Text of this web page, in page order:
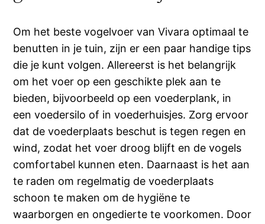
Om het beste vogelvoer van Vivara optimaal te
benutten in je tuin, zijn er een paar handige tips
die je kunt volgen. Allereerst is het belangrijk
om het voer op een geschikte plek aan te
bieden, bijvoorbeeld op een voederplank, in
een voedersilo of in voederhuisjes. Zorg ervoor
dat de voederplaats beschut is tegen regen en
wind, zodat het voer droog blijft en de vogels
comfortabel kunnen eten. Daarnaast is het aan
te raden om regelmatig de voederplaats
schoon te maken om de hygiëne te
waarborgen en ongedierte te voorkomen. Door